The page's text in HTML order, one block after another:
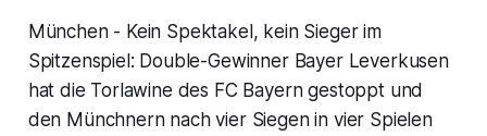
München - Kein Spektakel, kein Sieger im
Spitzenspiel: Double-Gewinner Bayer Leverkusen
hat die Torlawine des FC Bayern gestoppt und
den Münchnern nach vier Siegen in vier Spielen